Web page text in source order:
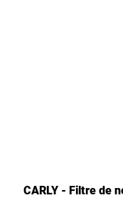
CARLY - Filtre de